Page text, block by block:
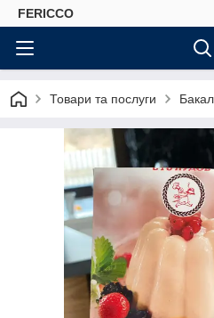
FERICCO
Товари та послуги